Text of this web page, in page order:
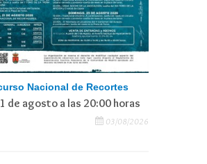
Nacional de Recortes
de agosto a las 20:00 horas
03/08/2026